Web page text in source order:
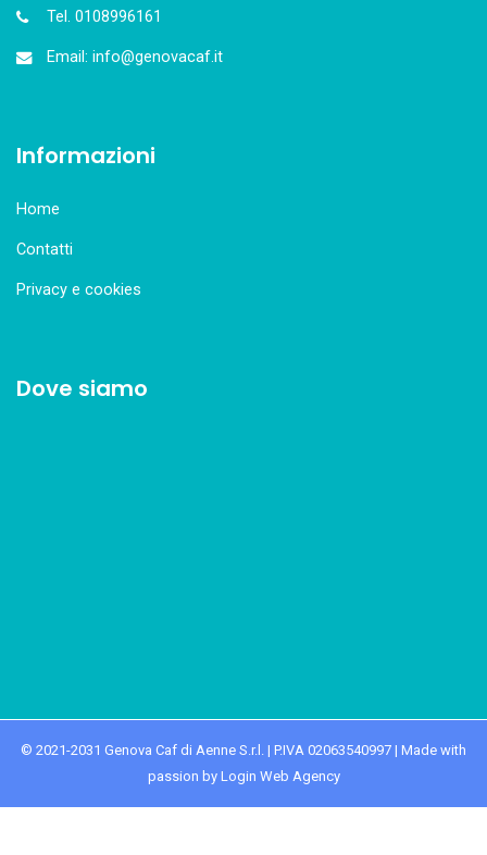
Tel. 0108996161
Email: info@genovacaf.it
Informazioni
Home
Contatti
Privacy e cookies
Dove siamo
© 2021-2031 Genova Caf di Aenne S.r.l. | P.IVA 02063540997 | Made with
passion by Login Web Agency